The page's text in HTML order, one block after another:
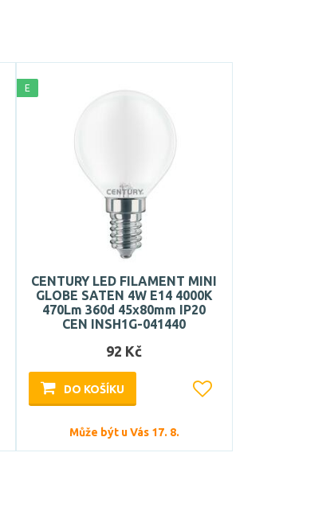
E
CENTURY LED FILAMENT MINI
GLOBE SATEN 4W E14 4000K
470Lm 360d 45x80mm IP20
CEN INSH1G-041440
92 Kč
DO KOŠÍKU
Může být u Vás 17. 8.